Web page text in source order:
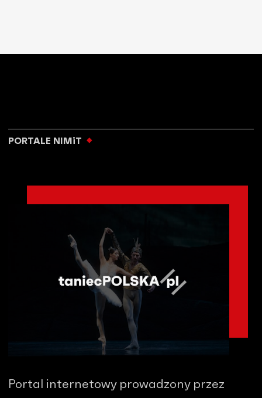
PORTALE NIMiT
Portal internetowy prowadzony przez